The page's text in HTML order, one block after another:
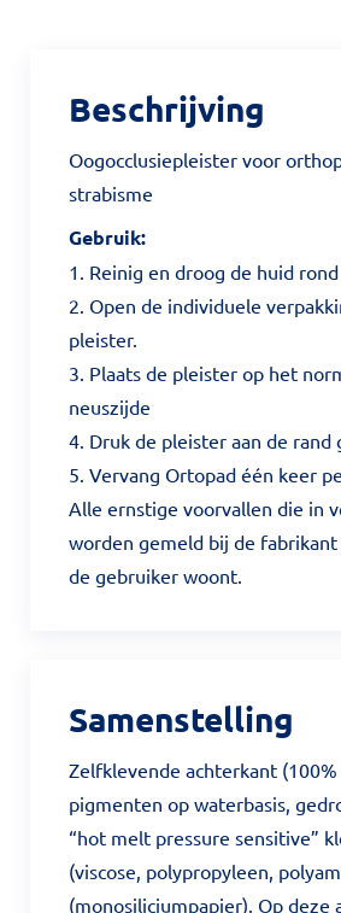
Beschrijving
Oogocclusiepleister voor
strabisme
Gebruik:
1. Reinig en droog de huid
2. Open de individuele
pleister.
3. Plaats de pleister op het
neuszijde
4. Druk de pleister aan de
5. Vervang Ortopad één keer
Alle ernstige voorvallen die in
worden gemeld bij de
de gebruiker woont.
Samenstelling
Zelfklevende achterkant
pigmenten op waterbasis,
“hot melt pressure sensitive”
(viscose, polypropyleen,
(monosiliciumpapier). Op deze